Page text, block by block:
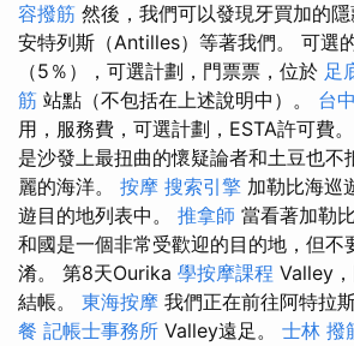
容撥筋 然後，我們可以發現牙買加的
安特列斯（Antilles）等著我們。 可選
（5％），可選計劃，門票票，位於 足
筋 站點（不包括在上述說明中）。 台
用，服務費，可選計劃，ESTA許可費。
是沙發上最扭曲的懷疑論者和土豆也不
麗的海洋。 按摩 搜索引擎 加勒比海巡
遊目的地列表中。 推拿師 當看著加勒
和國是一個非常受歡迎的目的地，但不
淆。 第8天Ourika 學按摩課程 Valley
結帳。 東海按摩 我們正在前往阿特拉
餐 記帳士事務所 Valley遠足。 士林 撥